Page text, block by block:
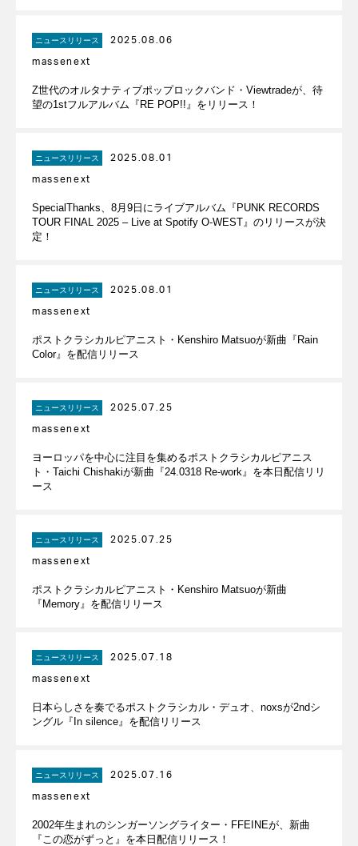
ニュースリリース
2025.08.06
massenext
Z世代のオルタナティブポップロックバンド・Viewtradeが、待
望の1stフルアルバム『RE POP!!』をリリース！
ニュースリリース
2025.08.01
massenext
SpecialThanks、8月9日にライブアルバム『PUNK RECORDS
TOUR FINAL 2025 – Live at Spotify O-WEST』のリリースが決
定！
ニュースリリース
2025.08.01
massenext
ポストクラシカルピアニスト・Kenshiro Matsuoが新曲『Rain
Color』を配信リリース
ニュースリリース
2025.07.25
massenext
ヨーロッパを中心に注目を集めるポストクラシカルピアニス
ト・Taichi Chishakiが新曲『24.0318 Re-work』を本日配信リリ
ース
ニュースリリース
2025.07.25
massenext
ポストクラシカルピアニスト・Kenshiro Matsuoが新曲
『Memory』を配信リリース
ニュースリリース
2025.07.18
massenext
日本らしさを奏でるポストクラシカル・デュオ、noxsが2ndシ
ングル『In silence』を配信リリース
ニュースリリース
2025.07.16
massenext
2002年生まれのシンガーソングライター・FFEINEが、新曲
『この恋がずっと』を本日配信リリース！